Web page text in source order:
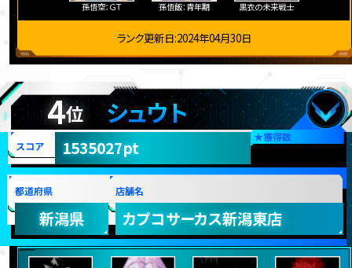
孫悟空：ＧＴ 孫悟飯：青年期 黒衣の未来戦士
ランク更新日:2024年04月30日
4位 シュウト
★獲得数
スコア 1535027pt
都道府県
新潟県
店舗名
カプコサーカス新潟東店